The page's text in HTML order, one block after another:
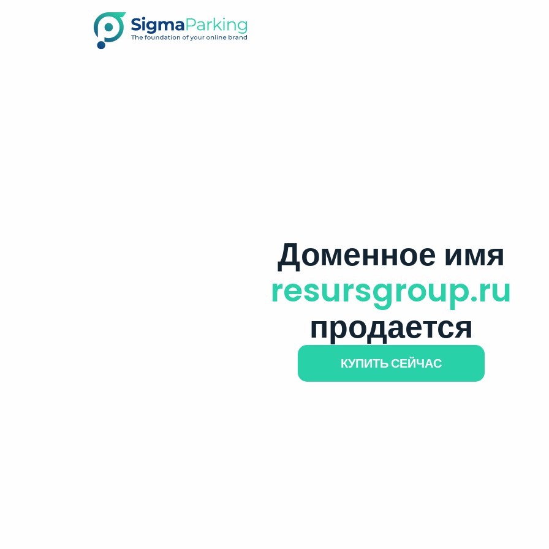
Доменное имя
resursgroup.ru
продается
КУПИТЬ СЕЙЧАС